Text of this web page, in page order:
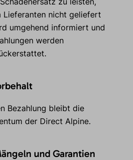
Lieferanten nicht geliefert
umgehend informiert und
werden
Bezahlung bleibt die
der Direct Alpine.
und Garantien